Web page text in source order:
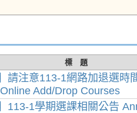
標 題
請注意113-1網路加退選時
Add/Drop Courses
113-1學期選課相關公告